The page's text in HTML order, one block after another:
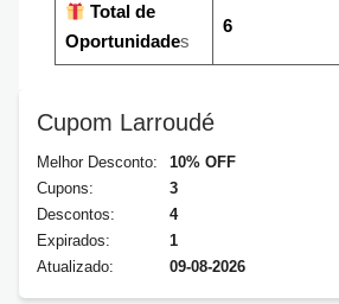
Total de
Oportunidades
6
Cupom Larroudé
Melhor Desconto:
10% OFF
Cupons:
3
Descontos:
4
Expirados:
1
Atualizado:
09-08-2026